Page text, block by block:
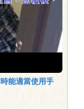
能適當使用手